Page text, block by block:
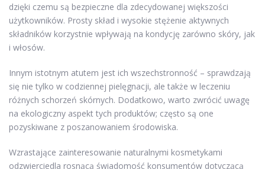
dzięki czemu są bezpieczne dla zdecydowanej większości
użytkowników. Prosty skład i wysokie stężenie aktywnych
składników korzystnie wpływają na kondycję zarówno skóry, jak
i włosów.
Innym istotnym atutem jest ich wszechstronność – sprawdzają
się nie tylko w codziennej pielęgnacji, ale także w leczeniu
różnych schorzeń skórnych. Dodatkowo, warto zwrócić uwagę
na ekologiczny aspekt tych produktów; często są one
pozyskiwane z poszanowaniem środowiska.
Wzrastające zainteresowanie naturalnymi kosmetykami
odzwierciedla rosnącą świadomość konsumentów dotyczącą